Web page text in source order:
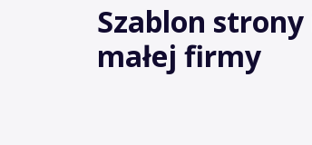
Szablon
małej firmy